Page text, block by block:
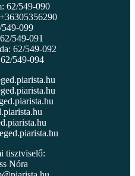
62/549-090
099
549-091
62/549-092
549-094
tisztviselő:
Nóra